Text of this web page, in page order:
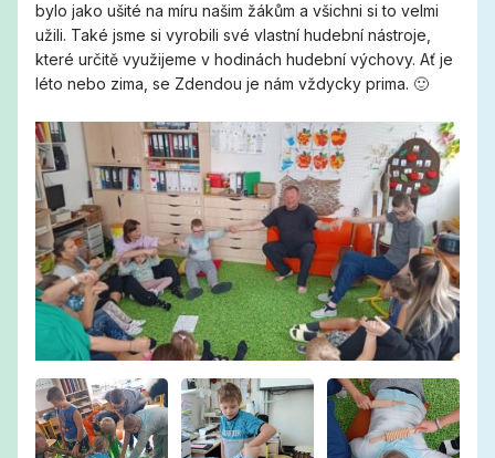
bylo jako ušité na míru našim žákům a všichni si to velmi
užili. Také jsme si vyrobili své vlastní hudební nástroje,
které určitě využijeme v hodinách hudební výchovy. Ať je
léto nebo zima, se Zdendou je nám vždycky prima. 🙂